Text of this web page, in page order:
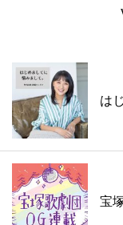
は
宝